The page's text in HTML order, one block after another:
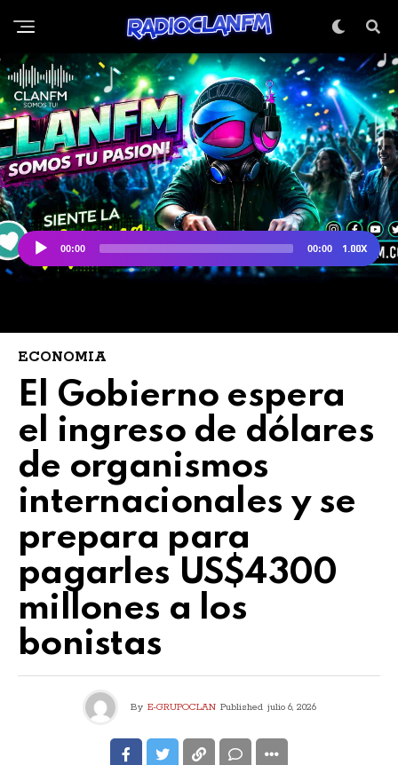
ECONOMIA
El Gobierno espera
el ingreso de dólares
de organismos
internacionales y se
prepara para
pagarles US$4300
millones a los
bonistas
By E-GRUPOCLAN Published julio 6, 2026